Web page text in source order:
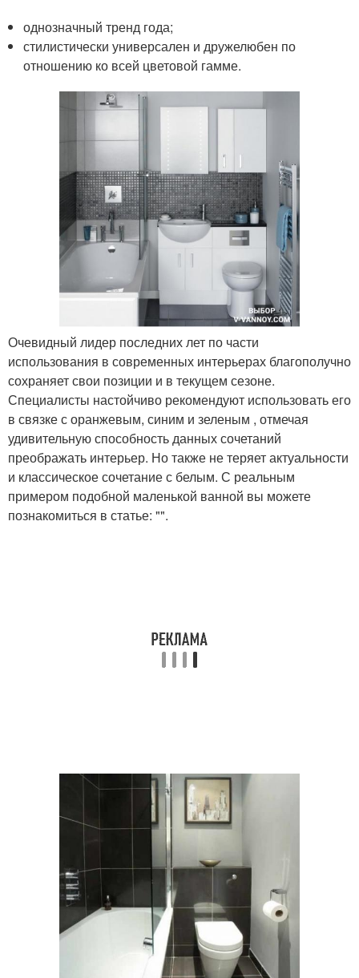
однозначный тренд года;
стилистически универсален и дружелюбен по
отношению ко всей цветовой гамме.
Очевидный лидер последних лет по части
использования в современных интерьерах благополучно
сохраняет свои позиции и в текущем сезоне.
Специалисты настойчиво рекомендуют использовать его
в связке с оранжевым, синим и зеленым , отмечая
удивительную способность данных сочетаний
преображать интерьер. Но также не теряет актуальности
и классическое сочетание с белым. С реальным
примером подобной маленькой ванной вы можете
познакомиться в статье: "".